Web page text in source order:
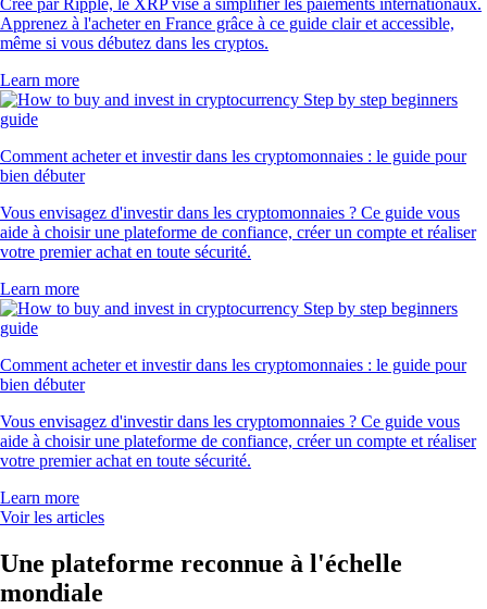
Créé par Ripple, le XRP vise à simplifier les paiements internationaux.
Apprenez à l'acheter en France grâce à ce guide clair et accessible,
même si vous débutez dans les cryptos.
Learn more
Comment acheter et investir dans les cryptomonnaies : le guide pour
bien débuter
Vous envisagez d'investir dans les cryptomonnaies ? Ce guide vous
aide à choisir une plateforme de confiance, créer un compte et réaliser
votre premier achat en toute sécurité.
Learn more
Comment acheter et investir dans les cryptomonnaies : le guide pour
bien débuter
Vous envisagez d'investir dans les cryptomonnaies ? Ce guide vous
aide à choisir une plateforme de confiance, créer un compte et réaliser
votre premier achat en toute sécurité.
Learn more
Voir les articles
Une plateforme reconnue à l'échelle
mondiale